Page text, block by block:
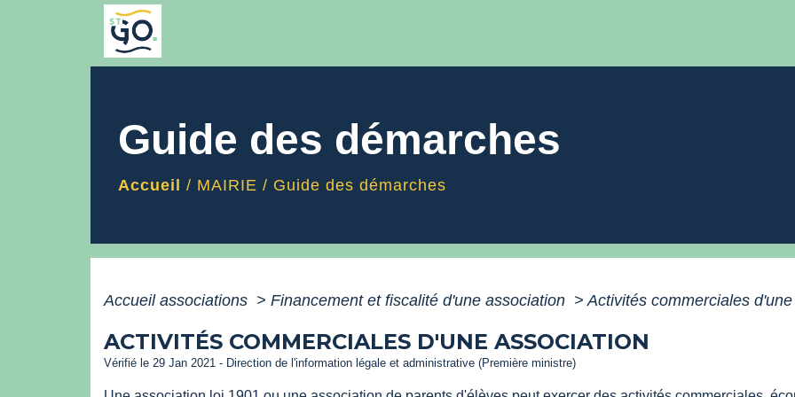
Guide des démarches
Accueil / MAIRIE / Guide des démarches
Accueil associations > Financement et fiscalité d'une association > Activités commerciales
ACTIVITÉS COMMERCIALES D'UNE ASSOCIATION
Vérifié le 29 Jan 2021 - Direction de l'information légale et administrative (Première ministre)